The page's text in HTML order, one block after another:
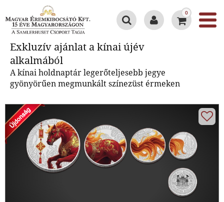
0
Exkluzív ajánlat a kínai újév
alkalmából
A kínai holdnaptár legerőteljesebb jegye
gyönyörűen megmunkált színezüst érmeken
Exkluzív ajánlat a kínai újév
alkalmából